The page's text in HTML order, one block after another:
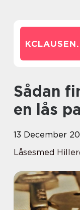
KCLAUSEN.
Sådan finder du ud af, om
en lås
13 December
Låsesmed